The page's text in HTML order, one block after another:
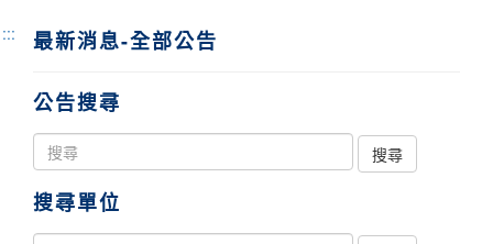
::: 最新消息-全部公告
公告搜尋
搜尋單位